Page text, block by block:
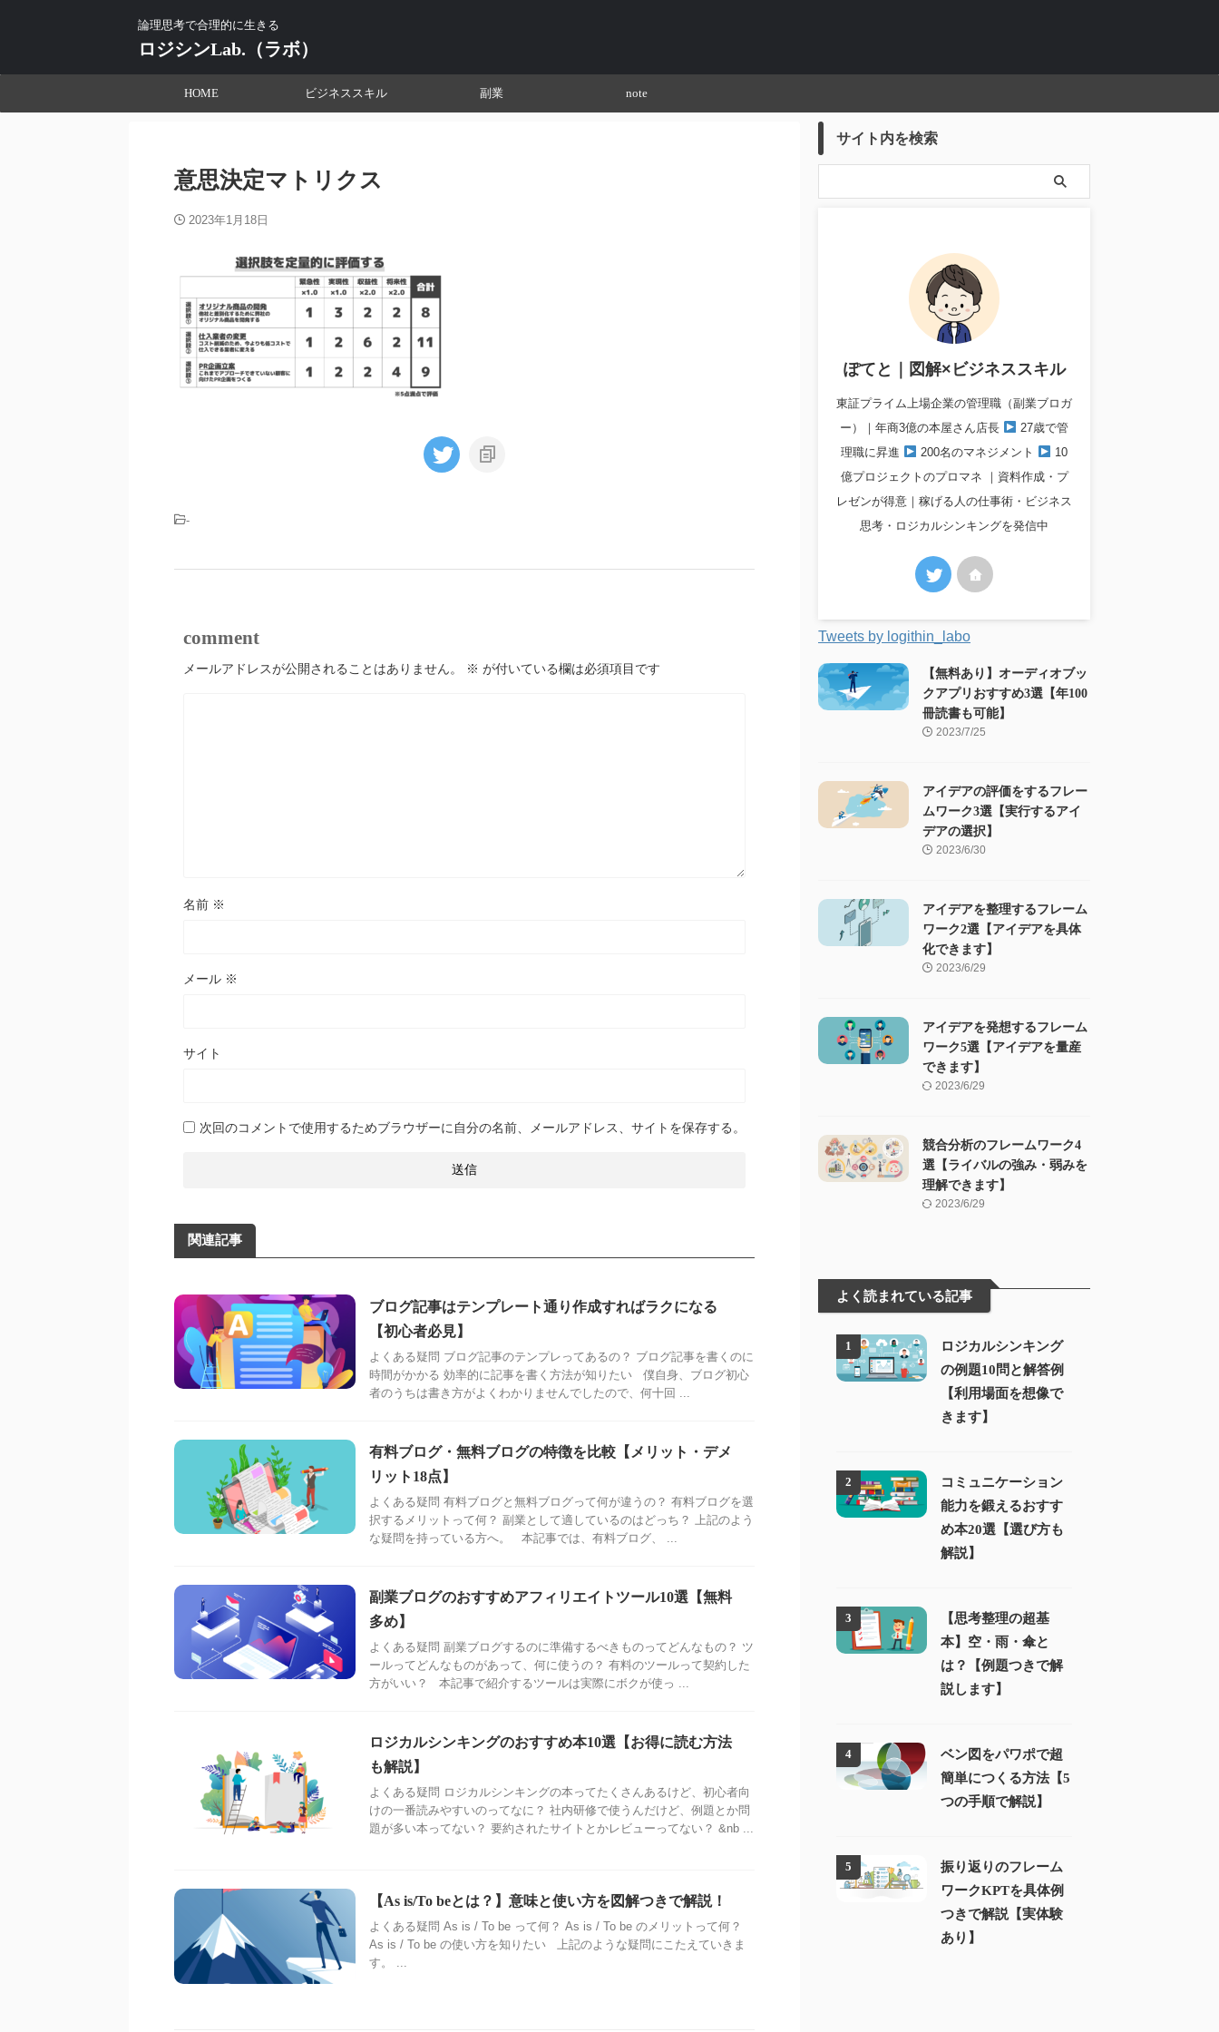
論理思考で合理的に生きる
ロジシンLab.（ラボ）
HOME ビジネススキル 副業 note
意思決定マトリクス
2023年1月18日
-
comment
メールアドレスが公開されることはありません。 ※ が付いている欄は必須項目です
名前 ※
メール ※
サイト
次回のコメントで使用するためブラウザーに自分の名前、メールアドレス、サイトを保存する。
関連記事
ブログ記事はテンプレート通り作成すればラクになる
【初心者必見】
よくある疑問 ブログ記事のテンプレってあるの？ ブログ記事を書くのに
時間がかかる 効率的に記事を書く方法が知りたい 僕自身、ブログ初心
者のうちは書き方がよくわかりませんでしたので、何十回 ...
有料ブログ・無料ブログの特徴を比較【メリット・デメ
リット18点】
よくある疑問 有料ブログと無料ブログって何が違うの？ 有料ブログを選
択するメリットって何？ 副業として適しているのはどっち？ 上記のよう
な疑問を持っている方へ。 本記事では、有料ブログ、 ...
副業ブログのおすすめアフィリエイトツール10選【無料
多め】
よくある疑問 副業ブログするのに準備するべきものってどんなもの？ ツ
ールってどんなものがあって、何に使うの？ 有料のツールって契約した
方がいい？ 本記事で紹介するツールは実際にボクが使っ ...
ロジカルシンキングのおすすめ本10選【お得に読む方法
も解説】
よくある疑問 ロジカルシンキングの本ってたくさんあるけど、初心者向
けの一番読みやすいのってなに？ 社内研修で使うんだけど、例題とか問
題が多い本ってない？ 要約されたサイトとかレビューってない？ &nb ...
【As is/To beとは？】意味と使い方を図解つきで解説！
よくある疑問 As is / To be って何？ As is / To be のメリットって何？
As is / To be の使い方を知りたい 上記のような疑問にこたえていきま
す。 ...
サイト内を検索
ぽてと｜図解×ビジネススキル
東証プライム上場企業の管理職（副業ブロガ
ー）｜年商3億の本屋さん店長
27歳で管
理職に昇進
200名のマネジメント
10
億プロジェクトのプロマネ ｜資料作成・プ
レゼンが得意｜稼げる人の仕事術・ビジネス
思考・ロジカルシンキングを発信中
Tweets by logithin_labo
【無料あり】オーディオブッ
クアプリおすすめ3選【年100
冊読書も可能】
2023/7/25
アイデアの評価をするフレー
ムワーク3選【実行するアイ
デアの選択】
2023/6/30
アイデアを整理するフレーム
ワーク2選【アイデアを具体
化できます】
2023/6/29
アイデアを発想するフレーム
ワーク5選【アイデアを量産
できます】
2023/6/29
競合分析のフレームワーク4
選【ライバルの強み・弱みを
理解できます】
2023/6/29
よく読まれている記事
1
ロジカルシンキング
の例題10問と解答例
【利用場面を想像で
きます】
2
コミュニケーション
能力を鍛えるおすす
め本20選【選び方も
解説】
3
【思考整理の超基
本】空・雨・傘と
は？【例題つきで解
説します】
4
ベン図をパワポで超
簡単につくる方法【5
つの手順で解説】
5
振り返りのフレーム
ワークKPTを具体例
つきで解説【実体験
あり】